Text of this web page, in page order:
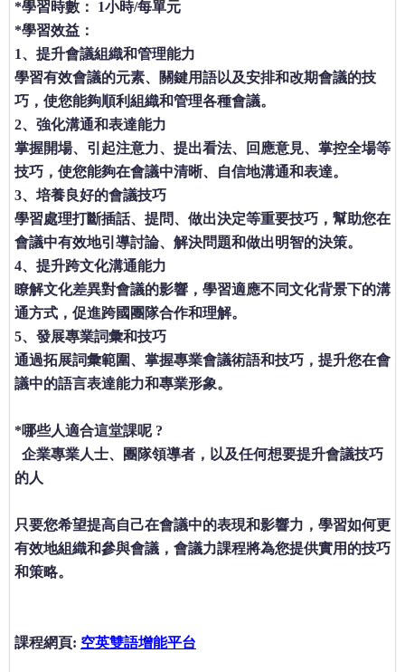
*學習時數：
1小時/每單元
*學習效益：
1、提升會議組織和管理能力
學習有效會議的元素、關鍵用語以及安排和改期會議的技
巧，使您能夠順利組織和管理各種會議。
2、強化溝通和表達能力
掌握開場、引起注意力、提出看法、回應意見、掌控全場等
技巧，使您能夠在會議中清晰、自信地溝通和表達。
3、培養良好的會議技巧
學習處理打斷插話、提問、做出決定等重要技巧，幫助您在
會議中有效地引導討論、解決問題和做出明智的決策。
4、提升跨文化溝通能力
瞭解文化差異對會議的影響，學習適應不同文化背景下的溝
通方式，促進跨國團隊合作和理解。
5、發展專業詞彙和技巧
通過拓展詞彙範圍、掌握專業會議術語和技巧，提升您在會
議中的語言表達能力和專業形象。
*哪些人適合這堂課呢 ?
企業專業人士、團隊領導者，以及任何想要提升會議技巧
的人
只要您希望提高自己在會議中的表現和影響力，學習如何更
有效地組織和參與會議，會議力課程將為您提供實用的技巧
和策略。
課程網頁: 空英雙語增能平台